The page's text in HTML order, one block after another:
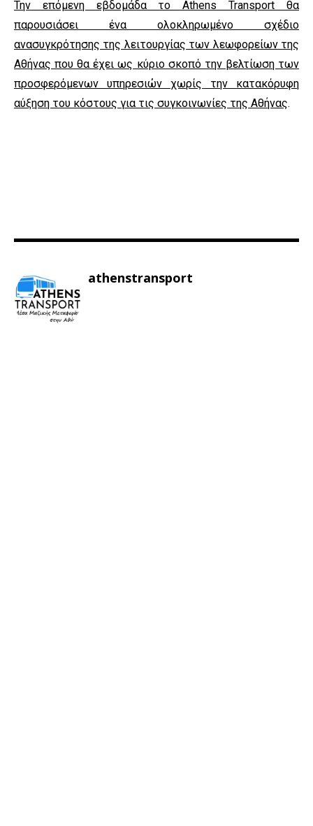
Την επόμενη εβδομάδα το Athens Transport θα
παρουσιάσει ένα ολοκληρωμένο σχέδιο
ανασυγκρότησης της λειτουργίας των λεωφορείων της
Αθήνας που θα έχει ως κύριο σκοπό την βελτίωση των
προσφερόμενων υπηρεσιών χωρίς την κατακόρυφη
αύξηση του κόστους για τις συγκοινωνίες της Αθήνας.
athenstransport